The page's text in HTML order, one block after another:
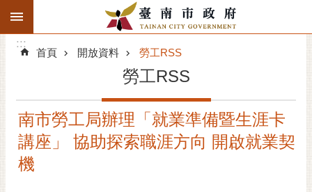
跳到主要內容區塊
搜
階
精彩府城
市府動態
:::
:::
首頁 開放資料 勞工RSS
勞工RSS
南市勞工局辦理「就業準備暨生涯卡
講座」 協助探索職涯方向 開啟就業契
機